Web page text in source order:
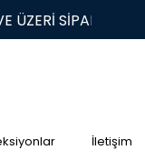
SİPARİŞLERİNİZDE
İletişim